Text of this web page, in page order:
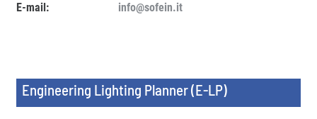
E-mail:
info@sofein.it
Engineering Lighting Planner (E-LP)